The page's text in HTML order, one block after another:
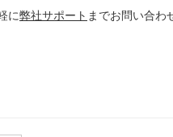
に弊社サポート までお問い合わ